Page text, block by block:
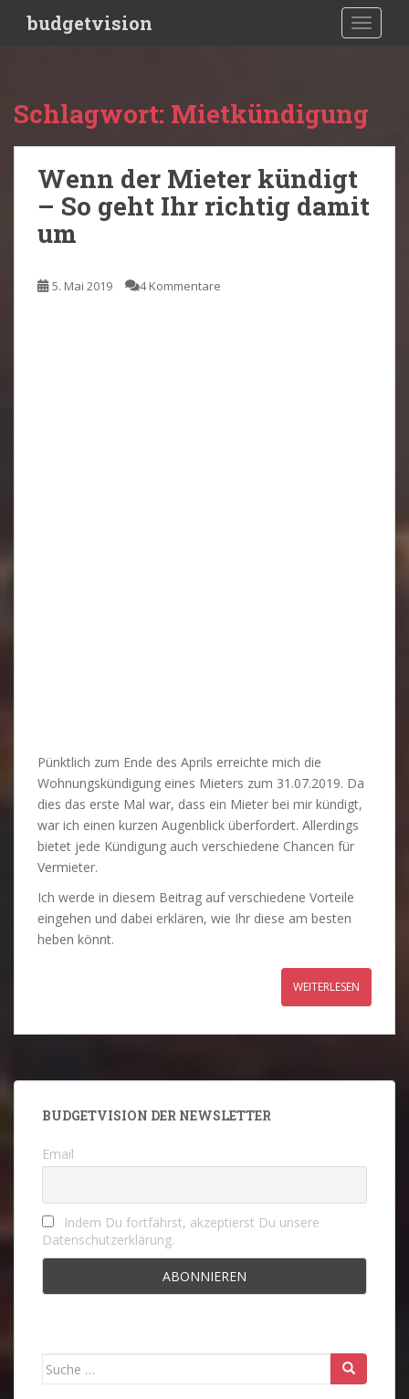
budgetvision
Schlagwort: Mietkündigung
Wenn der Mieter kündigt
– So geht Ihr richtig damit
um
5. Mai 2019 4 Kommentare
Pünktlich zum Ende des Aprils erreichte mich die
Wohnungskündigung eines Mieters zum 31.07.2019. Da
dies das erste Mal war, dass ein Mieter bei mir kündigt,
war ich einen kurzen Augenblick überfordert. Allerdings
bietet jede Kündigung auch verschiedene Chancen für
Vermieter.
Ich werde in diesem Beitrag auf verschiedene Vorteile
eingehen und dabei erklären, wie Ihr diese am besten
heben könnt.
WEITERLESEN
BUDGETVISION DER NEWSLETTER
Email
Indem Du fortfährst, akzeptierst Du unsere
Datenschutzerklärung.
Suche